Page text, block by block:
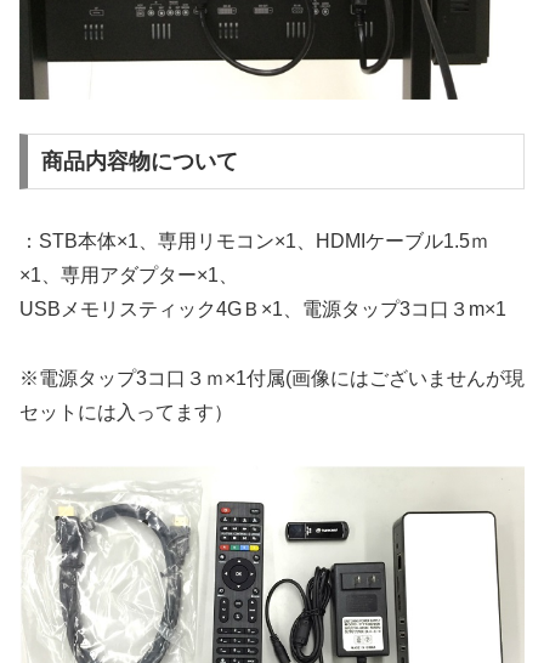
商品内容物について
：STB本体×1、専用リモコン×1、HDMIケーブル1.5ｍ
×1、専用アダプター×1、
USBメモリスティック4GＢ×1、電源タップ3コ口３m×1
※電源タップ3コ口３ｍ×1付属(画像にはございませんが現
セットには入ってます）